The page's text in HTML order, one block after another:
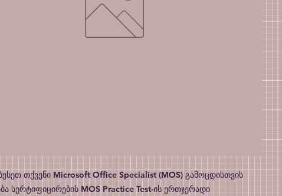
თქვენი Microsoft Office Specialist (MOS) გამოცდისთვის
სერტიფიცირების MOS Practice Test-ის ერთჯერადი